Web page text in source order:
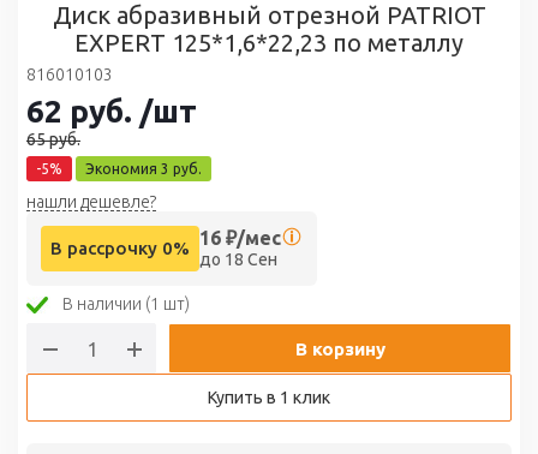
Диск абразивный отрезной PATRIOT
EXPERT 125*1,6*22,23 по металлу
816010103
62 руб. /шт
65руб.
-5% Экономия 3 руб.
нашли дешевле?
В рассрочку 0% 16 ₽/мес
до 18 Сен
В наличии (1 шт)
В корзину
Купить в 1 клик